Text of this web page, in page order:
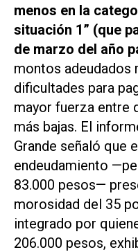
menos en la
situación 1” (que
de marzo del año
montos adeudados
dificultades para
mayor fuerza entre
más bajas. El
Grande señaló que
endeudamiento
83.000 pesos—
morosidad del 35
integrado por
206.000 pesos,